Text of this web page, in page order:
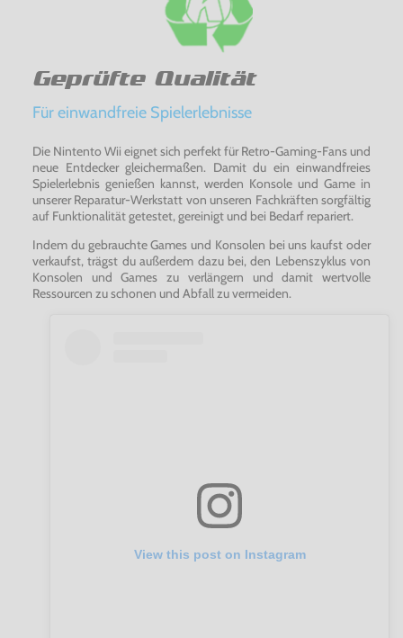
Geprüfte Qualität
Für einwandfreie Spielerlebnisse
Die Nintento Wii eignet sich perfekt für Retro-Gaming-Fans und
neue Entdecker gleichermaßen. Damit du ein einwandfreies
Spielerlebnis genießen kannst, werden Konsole und Game in
unserer Reparatur-Werkstatt von unseren Fachkräften sorgfältig
auf Funktionalität getestet, gereinigt und bei Bedarf repariert.
Indem du gebrauchte Games und Konsolen bei uns kaufst oder
verkaufst, trägst du außerdem dazu bei, den Lebenszyklus von
Konsolen und Games zu verlängern und damit wertvolle
Ressourcen zu schonen und Abfall zu vermeiden.
View this post on Instagram